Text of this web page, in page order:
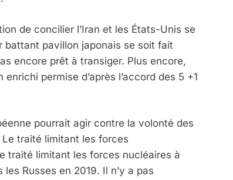
de concilier l’Iran et les États-Unis se
battant pavillon japonais se soit fait
encore prêt à transiger. Plus encore,
permise d’après l’accord des 5 +1
pourrait agir contre la volonté des
Le traité limitant les forces
traité limitant les forces nucléaires à
Russes en 2019. Il n’y a pas